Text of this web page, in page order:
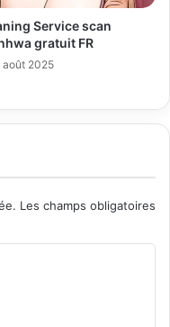
Service scan
gratuit FR
août 2025
Les champs obligatoires